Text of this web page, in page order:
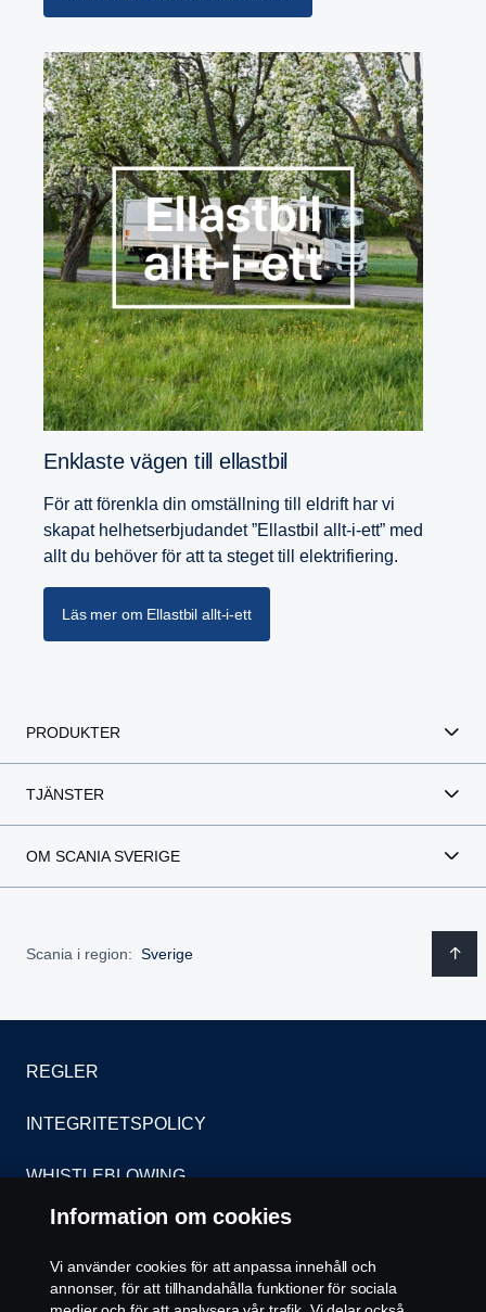
Enklaste vägen till ellastbil
För att förenkla din omställning till eldrift har vi
skapat helhetserbjudandet ”Ellastbil allt-i-ett” med
allt du behöver för att ta steget till elektrifiering.
Läs mer om Ellastbil allt-i-ett
PRODUKTER
TJÄNSTER
OM SCANIA SVERIGE
Scania i region: Sverige
REGLER
INTEGRITETSPOLICY
WHISTLEBLOWING
KONTAKT
ÅTERFÖRSÄLJARE
Information om cookies
Vi använder cookies för att anpassa innehåll och
annonser, för att tillhandahålla funktioner för sociala